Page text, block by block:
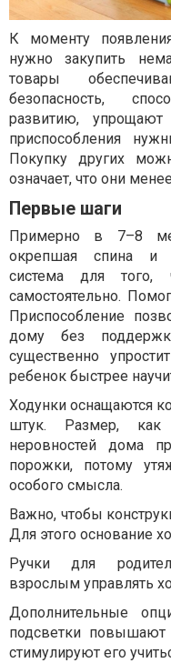
К моменту
нужно закупить
товары
безопасность,
развитию,
приспособления
Покупку других
означает, что они
Первые шаги
Примерно в 7–8
окрепшая спина и
система для того,
самостоятельно.
Приспособление
дому без
существенно
ребенок быстрее
Ходунки оснащаются
штук. Размер,
неровностей дома
порожки, потому
особого смысла.
Важно, чтобы
Для этого основание
Ручки для
взрослым управлять
Дополнительные
подсветки
стимулируют его